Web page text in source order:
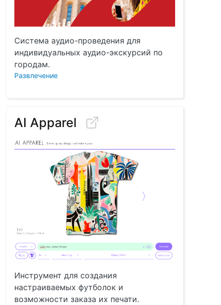
Система аудио-проведения для
индивидуальных аудио-экскурсий по
городам.
Развлечение
AI Apparel
Инструмент для создания
настраиваемых футболок и
возможности заказа их печати.